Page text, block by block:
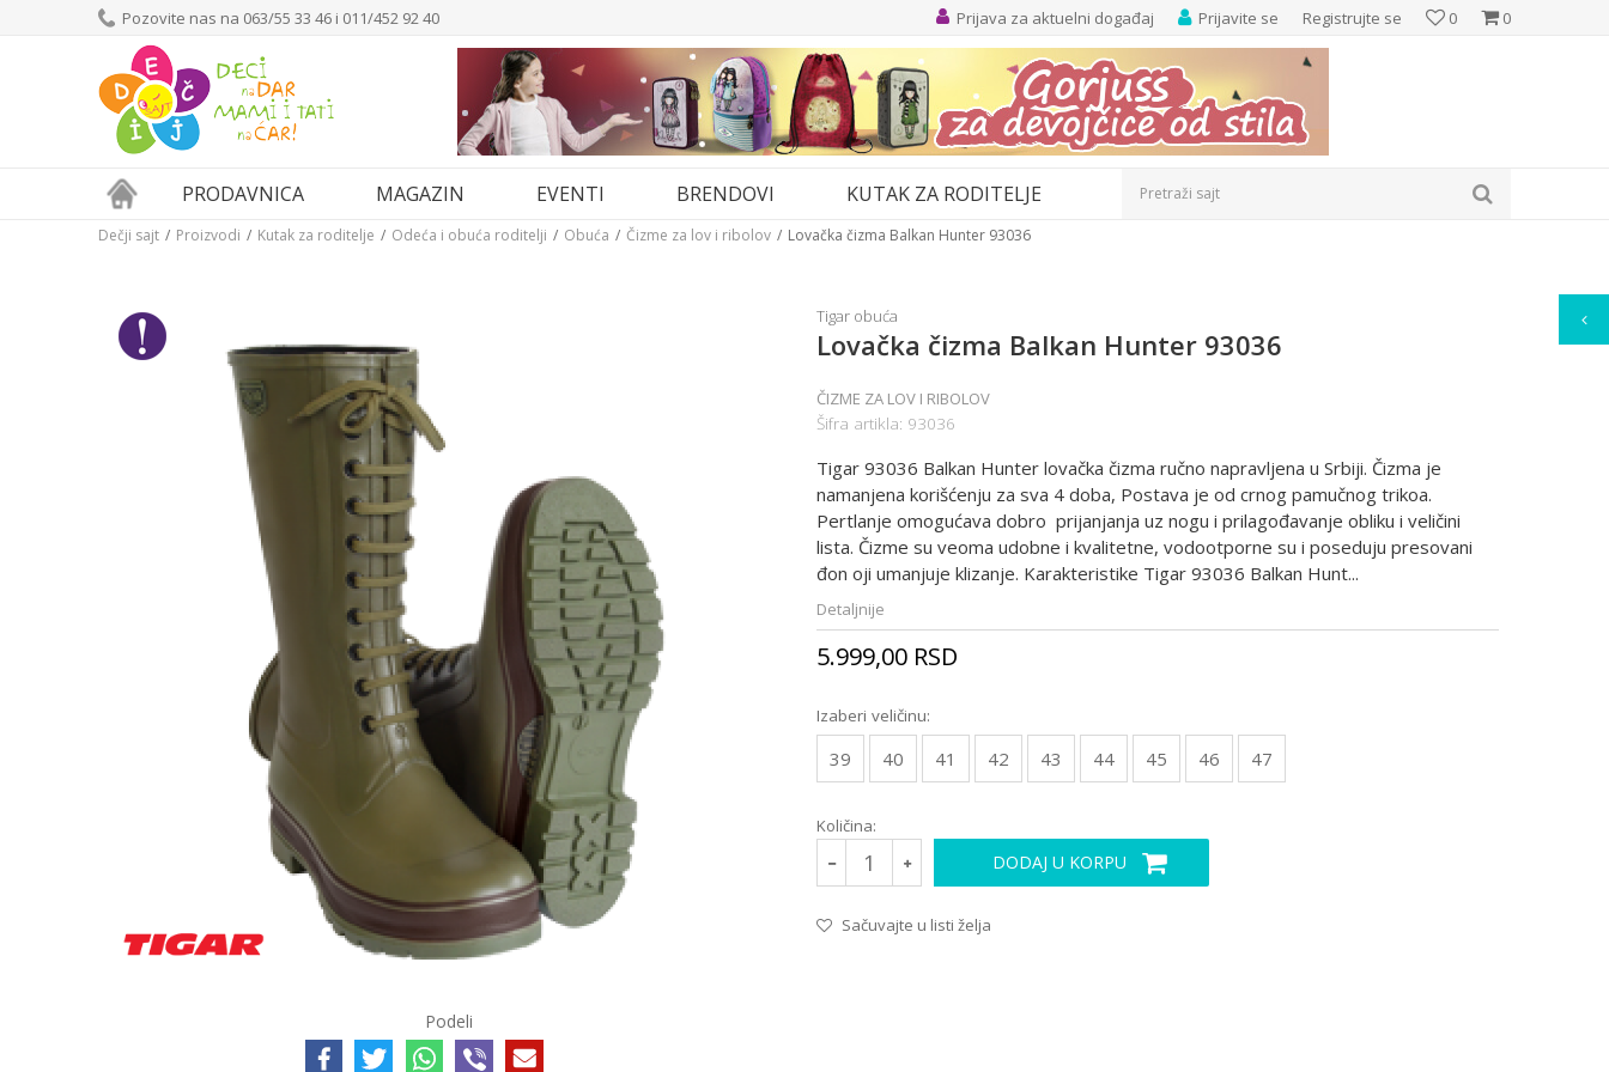
Pozovite nas na 063/55 33 46 i 011/452 92 40 0
0
Prijavite se Registrujte se
Prijava za aktuelni događaj
PRODAVNICA MAGAZIN EVENTI BRENDOVI KUTAK ZA RODITELJE Pretraži sajt
Dečji sajt Proizvodi Kutak za roditelje Odeća i obuća roditelji Obuća Čizme za lov i ribolov Lovačka čizma Balkan Hunter 93036
Podeli
Tigar obuća
Lovačka čizma Balkan Hunter 93036
ČIZME ZA LOV I RIBOLOV
Šifra artikla: 93036
Tigar 93036 Balkan Hunter lovačka čizma ručno napravljena u Srbiji. Čizma je
namanjena korišćenju za sva 4 doba, Postava je od crnog pamučnog trikoa.
Pertlanje omogućava dobro prijanjanja uz nogu i prilagođavanje obliku i veličini
lista. Čizme su veoma udobne i kvalitetne, vodootporne su i poseduju presovani
đon oji umanjuje klizanje. Karakteristike Tigar 93036 Balkan Hunt...
Detaljnije
5.999,00 RSD
Izaberi veličinu:
39 40 41 42 43 44 45 46 47
Količina:
DODAJ U KORPU
Sačuvajte u listi želja